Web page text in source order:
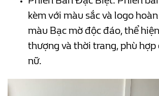
kèm với màu sắc và logo
màu Bạc mờ độc đáo, thể
thượng và thời trang, phù hợp
nữ.